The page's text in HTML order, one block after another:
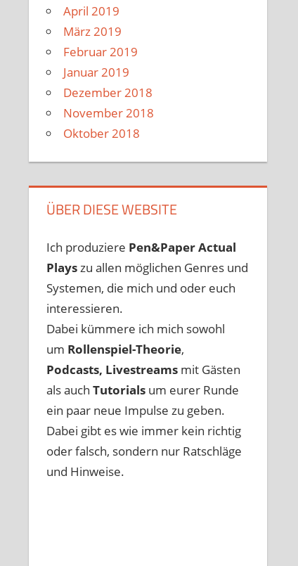
April 2019
März 2019
Februar 2019
Januar 2019
Dezember 2018
November 2018
Oktober 2018
ÜBER DIESE WEBSITE
Ich produziere Pen&PaperActual
Playszu allen möglichen Genres und
Systemen, die mich und oder euch
interessieren.
Dabei kümmere ich mich sowohl
um Rollenspiel-Theorie,
Podcasts, Livestreams mit Gästen
als auchTutorials um eurer Runde
ein paar neue Impulse zu geben.
Dabei gibt es wie immer kein richtig
oder falsch, sondern nur Ratschläge
und Hinweise.